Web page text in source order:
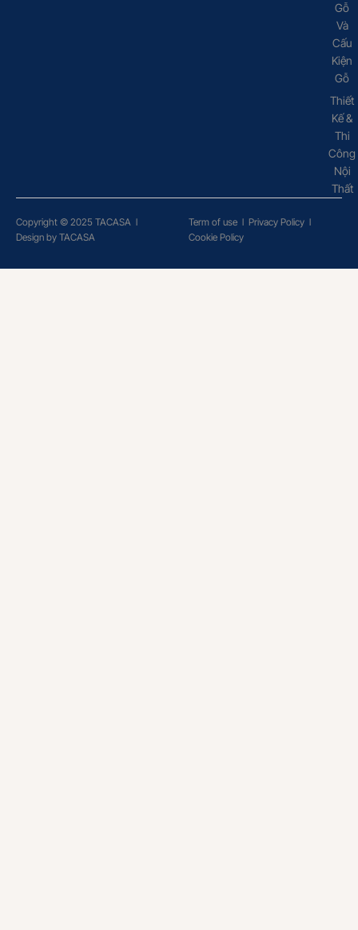
Gỗ
Và
Cấu
Kiện
Gỗ
Thiết
Kế &
Thi
Công
Nội
Thất
Copyright © 2025 TACASA l
Design by TACASA
Term of use l Privacy Policy l
Cookie Policy